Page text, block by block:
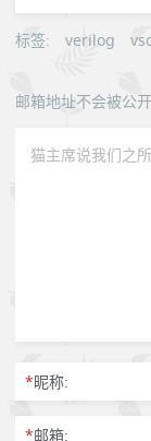
标签: verilog
邮箱地址不会被公开
*昵称:
*邮箱: